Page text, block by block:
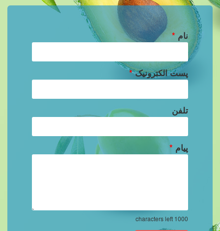
نام *
پست الکترونیک*
تلفن
پیام *
1000